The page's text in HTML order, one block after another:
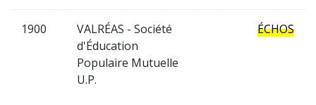
1900
VALRÉAS - Société
d'Éducation
Populaire Mutuelle
U.P.
ÉCHOS